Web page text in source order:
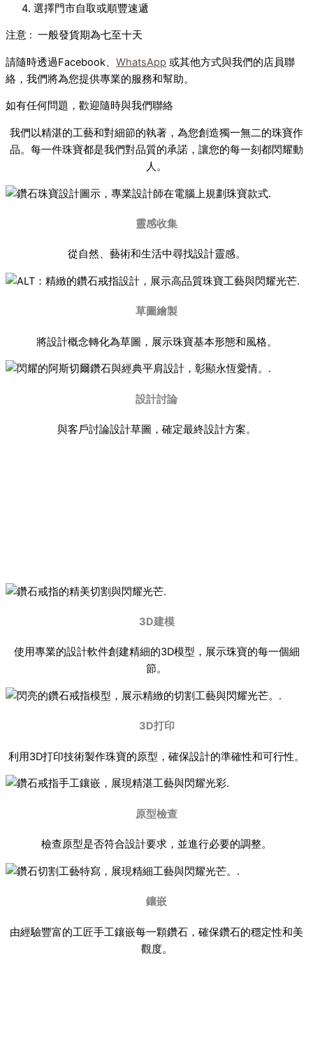
選擇門市自取或順豐速遞
注意 : 一般發貨期為七至十天
請隨時透過Facebook、 WhatsApp 或其他方式與我們的店員聯
絡，我們將為您提供專業的服務和幫助。
如有任何問題，歡迎隨時與我們聯絡
我們以精湛的工藝和對細節的執著，為您創造獨一無二的珠寶作
品。每一件珠寶都是我們對品質的承諾，讓您的每一刻都閃耀動
人。
靈感收集
從自然、藝術和生活中尋找設計靈感。
草圖繪製
將設計概念轉化為草圖，展示珠寶基本形態和風格。
設計討論
與客戶討論設計草圖，確定最終設計方案。
3D建模
使用專業的設計軟件創建精細的3D模型，展示珠寶的每一個細
節。
3D打印
利用3D打印技術製作珠寶的原型，確保設計的準確性和可行性。
原型檢查
檢查原型是否符合設計要求，並進行必要的調整。
鑲嵌
由經驗豐富的工匠手工鑲嵌每一顆鑽石，確保鑽石的穩定性和美
觀度。